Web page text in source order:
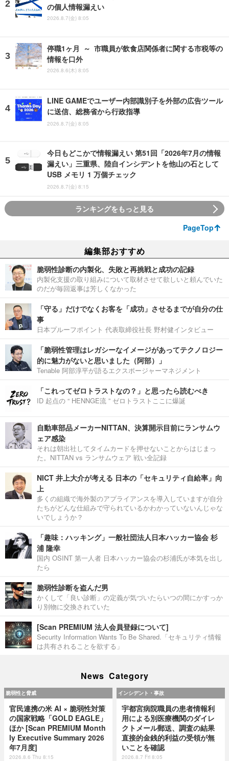
の個人情報漏えい
2026.8.7(金) 8:05
停職1ヶ月 ～ 市職員が飲食店関係者に関する市税等の
情報を口外
2026.8.6(木) 8:05
LINE GAMEでユーザー内部識別子を外部の広告ツール
に送信、総務省から行政指導
2026.8.7(金) 8:05
今日もどこかで情報漏えい 第51回「2026年7月の情報
漏えい」三重県、陸自インシデントを他山の石として
USB メモリ 1 万個チェック
2026.8.7(金) 8:15
ランキングをもっと見る
PageTop
編集部おすすめ
脆弱性診断の内製化、失敗と再挑戦と成功の記録
内製化支援の取り組みについて取材させて欲しいと頼んでいた
のだが毎回返事は芳しくなかった
「守る」だけでなくお客を「成功」させるまでが自分の仕
事
日本プルーフポイント 代表取締役社長 野村健インタビュー
「脆弱性管理はレガシーなイメージがあってテクノロジー
的に魅力がないと思いました（阿部）」
Tenable 阿部淳平が語るエクスポージャーマネジメント
「これってゼロトラストなの？」と思ったら読むべき
ID 起点の “ HENNGE流 ” ゼロトラストここに爆誕
自動車部品メーカーNITTAN、決算開示目前にランサムウ
ェア感染
それは朝出社してタイムカードを押せないことからはじまっ
た。NITTAN vs ランサムウェア 戦い全記録
NICT 井上大介が考える 日本の「セキュリティ自給率」向
上
多くの組織で海外製のアプライアンスを導入していますが自分
たちがどんな仕組みで守られているかわかっていないんじゃな
いでしょうか？
「趣味：ハッキング」一般社団法人日本ハッカー協会 杉
浦 隆幸
国内 OSINT 第一人者 日本ハッカー協会の杉浦氏が本気を出し
たら
脆弱性診断を盗んだ男
かくして「良い診断」の定義が気づいたらいつの間にかすっか
り別物に交換されていた
[Scan PREMIUM 法人会員登録について]
Security Information Wants To Be Shared.「セキュリティ情報
は共有されることを欲する」
News Category
脆弱性と脅威
官民連携の米 AI × 脆弱性対策
の国家戦略「GOLD EAGLE」
ほか [Scan PREMIUM Month
ly Executive Summary 2026
年7月度]
2026.8.6 Thu 8:15
インシデント・事故
宇都宮病院職員の患者情報利
用による別医療機関のダイレ
クトメール郵送、調査の結果
直接的金銭的利益の受領が無
いことを確認
2026.8.7 Fri 8:05